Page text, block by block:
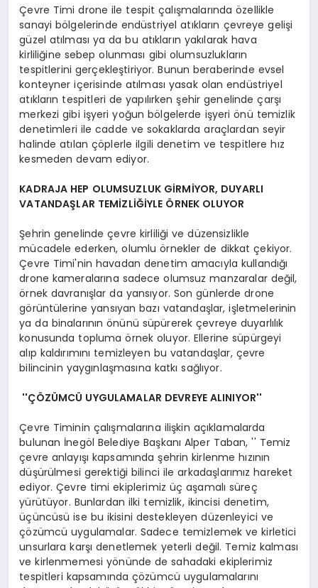
Çevre Timi drone ile tespit çalışmalarında özellikle
sanayi bölgelerinde endüstriyel atıkların çevreye gelişi
güzel atılması ya da bu atıkların yakılarak hava
kirliliğine sebep olunması gibi olumsuzlukların
tespitlerini gerçekleştiriyor. Bunun beraberinde evsel
konteyner içerisinde atılması yasak olan endüstriyel
atıkların tespitleri de yapılırken şehir genelinde çarşı
merkezi gibi işyeri yoğun bölgelerde işyeri önü temizlik
denetimleri ile cadde ve sokaklarda araçlardan seyir
halinde atılan çöplerle ilgili denetim ve tespitlere hız
kesmeden devam ediyor.
KADRAJA HEP OLUMSUZLUK GİRMİYOR, DUYARLI
VATANDAŞLAR TEMİZLİĞİYLE ÖRNEK OLUYOR
Şehrin genelinde çevre kirliliği ve düzensizlikle
mücadele ederken, olumlu örnekler de dikkat çekiyor.
Çevre Timi'nin havadan denetim amacıyla kullandığı
drone kameralarına sadece olumsuz manzaralar değil,
örnek davranışlar da yansıyor. Son günlerde drone
görüntülerine yansıyan bazı vatandaşlar, işletmelerinin
ya da binalarının önünü süpürerek çevreye duyarlılık
konusunda topluma örnek oluyor. Ellerine süpürgeyi
alıp kaldırımını temizleyen bu vatandaşlar, çevre
bilincinin yaygınlaşmasına katkı sağlıyor.
''ÇÖZÜMCÜ UYGULAMALAR DEVREYE ALINIYOR''
Çevre Timinin çalışmalarına ilişkin açıklamalarda
bulunan İnegöl Belediye Başkanı Alper Taban, '' Temiz
çevre anlayışı kapsamında şehrin kirlenme hızının
düşürülmesi gerektiği bilinci ile arkadaşlarımız hareket
ediyor. Çevre timi ekiplerimiz üç aşamalı süreç
yürütüyor. Bunlardan ilki temizlik, ikincisi denetim,
üçüncüsü ise bu ikisini destekleyen düzenleyici ve
çözümcü uygulamalar. Sadece temizlemek ve kirletici
unsurlara karşı denetlemek yeterli değil. Temiz kalması
ve kirlenmemesi yönünde de sahadaki ekiplerimiz
tespitleri kapsamında çözümcü uygulamalarını